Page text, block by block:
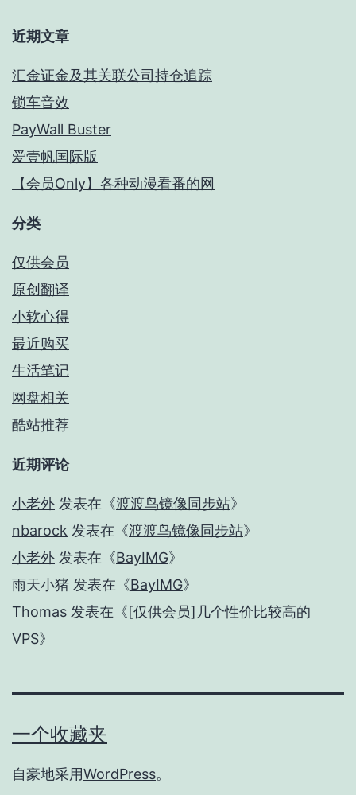
近期文章
汇金证金及其关联公司持仓追踪
锁车音效
PayWall Buster
爱壹帆国际版
【会员Only】各种动漫看番的网
分类
仅供会员
原创翻译
小软心得
最近购买
生活笔记
网盘相关
酷站推荐
近期评论
小老外 发表在《渡渡鸟镜像同步站》
nbarock 发表在《渡渡鸟镜像同步站》
小老外 发表在《BayIMG》
雨天小猪 发表在《BayIMG》
Thomas 发表在《[仅供会员]几个性价比较高的
VPS》
一个收藏夹
自豪地采用WordPress。